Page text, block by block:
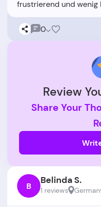
0
Review
Share Your
B Belinda S.
1 reviews